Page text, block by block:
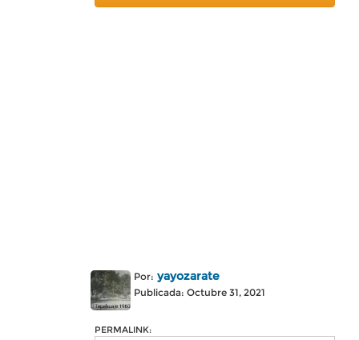
Por: yayozarate
Publicada: Octubre 31, 2021
PERMALINK: